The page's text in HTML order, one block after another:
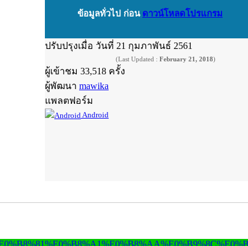
ข้อมูลทั่วไป ก่อน ดาวน์โหลดโปรแกรม
ปรับปรุงเมื่อ วันที่ 21 กุมภาพันธ์ 2561
(Last Updated : February 21, 2018)
ผู้เข้าชม 33,518 ครั้ง
ผู้พัฒนา mawika
แพลตฟอร์ม
Android